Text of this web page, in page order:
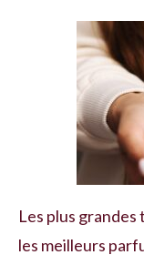
Les plus
les meilleurs